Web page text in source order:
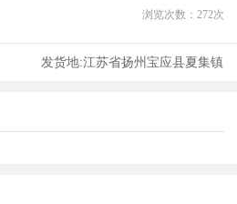
浏览次数： 272次
发货地:江苏省扬州宝应县夏集镇